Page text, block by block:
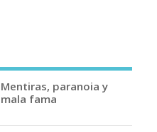
Mentiras, paranoia y
mala fama